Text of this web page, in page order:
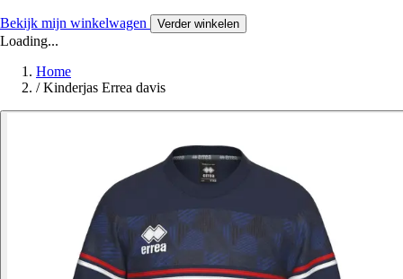
Bekijk mijn winkelwagen Verder winkelen
Loading...
Home
/ Kinderjas Errea davis